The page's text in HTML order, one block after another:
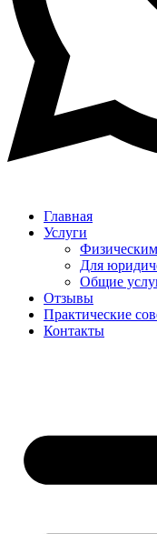
Главная
Услуги
Для
Общие
Отзывы
Практические
Контакты